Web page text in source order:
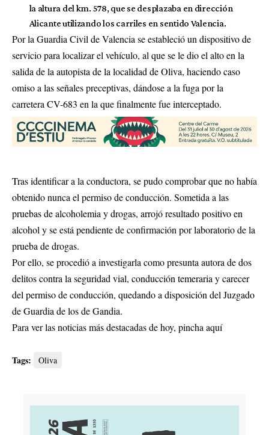
la altura del km. 578, que se desplazaba en dirección
Alicante utilizando los carriles en sentido Valencia.
Por la Guardia Civil de Valencia se estableció un dispositivo de
servicio para localizar el vehículo, al que se le dio el alto en la
salida de la autopista de la localidad de Oliva, haciendo caso
omiso a las señales preceptivas, dándose a la fuga por la
carretera CV-683 en la que finalmente fue interceptado.
Tras identificar a la conductora, se pudo comprobar que no había
obtenido nunca el permiso de conducción. Sometida a las
pruebas de alcoholemia y drogas, arrojó resultado positivo en
alcohol y se está pendiente de confirmación por laboratorio de la
prueba de drogas.
Por ello, se procedió a investigarla como presunta autora de dos
delitos contra la seguridad vial, conducción temeraria y carecer
del permiso de conducción, quedando a disposición del Juzgado
de Guardia de los de Gandia.
Para ver las noticias más destacadas de hoy, pincha aquí
Tags: Oliva